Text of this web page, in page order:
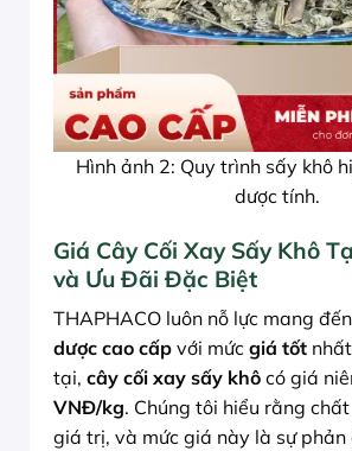
Hình ảnh 2: Quy trình sấy khô
dược tính.
Giá Cây Cối Xay Sấy Khô
và Ưu Đãi Đặc Biệt
THAPHACO luôn nỗ lực mang
dược cao cấp với mức giá tốt
tại, cây cối xay sấy khô có giá
VNĐ/kg. Chúng tôi hiểu rằng
giá trị, và mức giá này là sự phản